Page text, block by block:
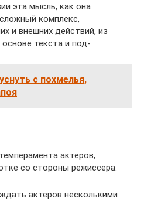
эта мысль, как она
комплекс,
и внешних действий, из
текста и под-
с похмелья,
актеров,
со стороны режиссера.
актеров несколькими